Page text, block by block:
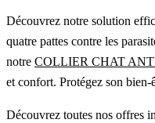
Découvrez notre solution
quatre pattes contre les
notre COLLIER CHAT
et confort. Protégez son
Découvrez toutes nos offres